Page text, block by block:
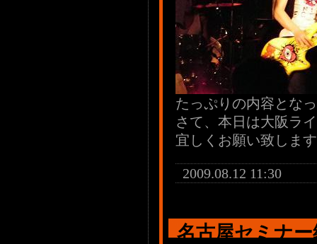
たっぷりの内容とな
さて、本日は大阪ラ
宜しくお願い致しま
2009.08.12 11:30
名古屋セミナ